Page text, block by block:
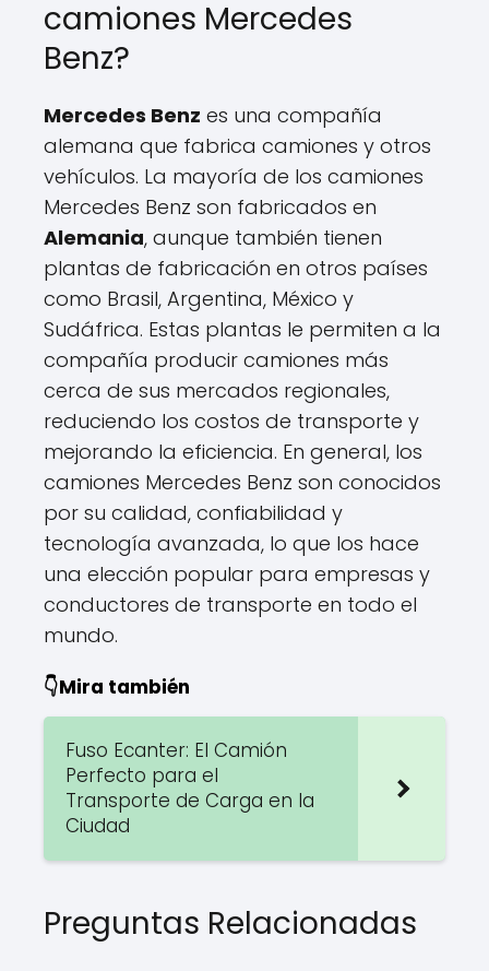
camiones Mercedes
Benz?
Mercedes Benz es una compañía
alemana que fabrica camiones y otros
vehículos. La mayoría de los camiones
Mercedes Benz son fabricados en
Alemania, aunque también tienen
plantas de fabricación en otros países
como Brasil, Argentina, México y
Sudáfrica. Estas plantas le permiten a la
compañía producir camiones más
cerca de sus mercados regionales,
reduciendo los costos de transporte y
mejorando la eficiencia. En general, los
camiones Mercedes Benz son conocidos
por su calidad, confiabilidad y
tecnología avanzada, lo que los hace
una elección popular para empresas y
conductores de transporte en todo el
mundo.
👇Mira también
Fuso Ecanter: El Camión
Perfecto para el
Transporte de Carga en la
Ciudad
Preguntas Relacionadas